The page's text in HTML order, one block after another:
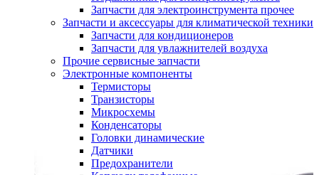
Запчасти для электроинструмента прочее
Запчасти и аксессуары для климатической техники
Запчасти для кондиционеров
Запчасти для увлажнителей воздуха
Прочие сервисные запчасти
Электронные компоненты
Термисторы
Транзисторы
Микросхемы
Конденсаторы
Головки динамические
Датчики
Предохранители